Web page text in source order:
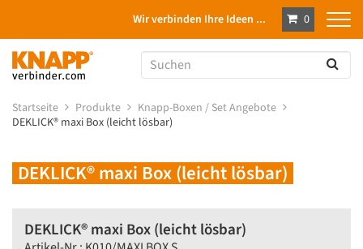
Wir verbinden Ihre Ideen ... 0
Startseite Produkte
Knapp-Boxen / Set Angebote
DEKLICK® maxi Box (leicht lösbar)
DEKLICK® maxi Box (leicht lösbar)
DEKLICK® maxi Box (leicht lösbar)